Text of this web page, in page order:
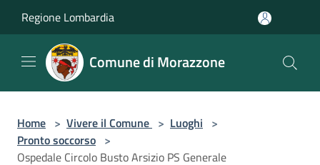
Regione Lombardia
Comune di Morazzone
Home > Vivere il Comune > Luoghi >
Pronto soccorso >
Ospedale Circolo Busto Arsizio PS Generale